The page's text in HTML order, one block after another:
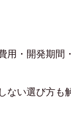
用・開発期間
ない選び方も